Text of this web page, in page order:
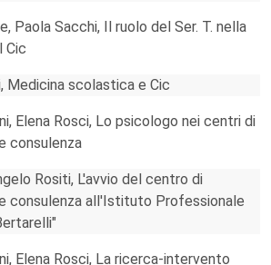
Paola Sacchi, Il ruolo del Ser. T. nella
Cic
Medicina scolastica e Cic
Elena Rosci, Lo psicologo nei centri di
consulenza
Rositi, L'avvio del centro di
consulenza all'Istituto Professionale
Elena Rosci, La ricerca-intervento